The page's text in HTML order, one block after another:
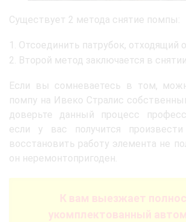
Существует 2 метода снятие помпы:
Отсоединить патрубок, отходящий
Второй метод заключается в
Если вы сомневаетесь в том,
помпу на Ивеко Стралис
доверьте данный процесс
если у вас получится
восстановить работу элемента не
он неремонтопригоден.
К вам выезжает
укомплектованный